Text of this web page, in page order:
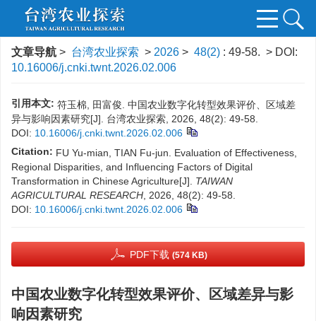
文章导航 > 台湾农业探索 > 2026 > 48(2) : 49-58. > DOI:
10.16006/j.cnki.twnt.2026.02.006
引用本文: 符玉棉, 田富俊. 中国农业数字化转型效果评价、区域差
异与影响因素研究[J]. 台湾农业探索, 2026, 48(2): 49-58.
DOI: 10.16006/j.cnki.twnt.2026.02.006
Citation: FU Yu-mian, TIAN Fu-jun. Evaluation of Effectiveness,
Regional Disparities, and Influencing Factors of Digital
Transformation in Chinese Agriculture[J]. TAIWAN
AGRICULTURAL RESEARCH , 2026, 48(2): 49-58.
DOI: 10.16006/j.cnki.twnt.2026.02.006
PDF下载 (574 KB)
中国农业数字化转型效果评价、区域差异与影
响因素研究